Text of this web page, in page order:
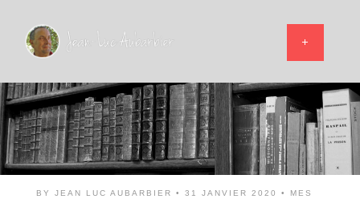
BY JEAN LUC AUBARBIER • 31 JANVIER 2020 •
MES